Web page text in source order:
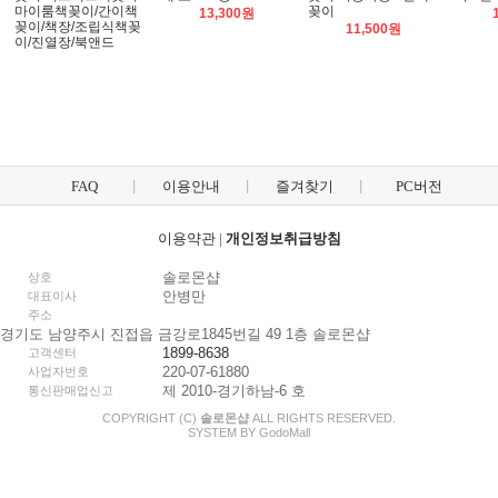
마이룸책꽂이/간이책
꽂이/책장/조립식책꽂
이/진열장/북앤드
13,300원
꽂이
11,500원
FAQ 이용안내 즐겨찾기 PC버전
이용약관| 개인정보취급방침
상호 솔로몬샵
대표이사 안병만
주소
경기도 남양주시 진접읍 금강로1845번길 49 1층 솔로몬샵
고객센터 1899-8638
사업자번호 220-07-61880
통신판매업신고 제 2010-경기하남-6 호
COPYRIGHT (C) 솔로몬샵 ALL RIGHTS RESERVED.
SYSTEM BY GodoMall